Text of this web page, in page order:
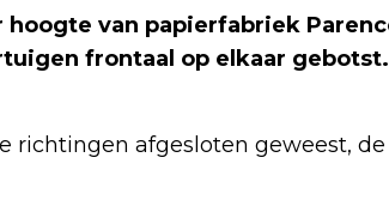
hoogte van papierfabriek
frontaal op elkaar
richtingen afgesloten geweest,